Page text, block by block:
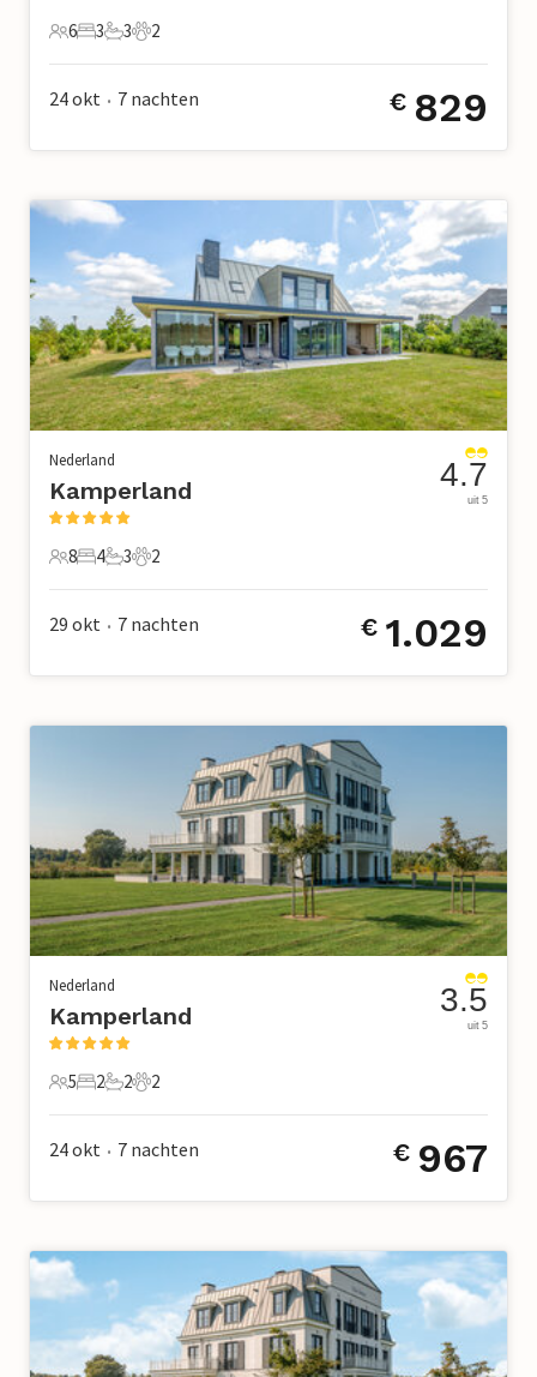
6 Gasten
6
3 Slaapkamers
3
3 Badkamers
3
2 Huisdieren
2
24 okt • 7 nachten € 829
Nederland
Kamperland
8 Gasten
8
4 Slaapkamers
4
3 Badkamers
3
2 Huisdieren
2
4.7
uit 5
29 okt • 7 nachten € 1.029
Nederland
Kamperland
5 Gasten
5
2 Slaapkamers
2
2 Badkamers
2
2 Huisdieren
2
3.5
uit 5
24 okt • 7 nachten € 967